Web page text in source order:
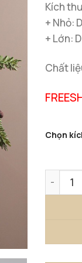
Kích
+ Nhỏ:
+ Lớn:
Chất
Chọn
Bình